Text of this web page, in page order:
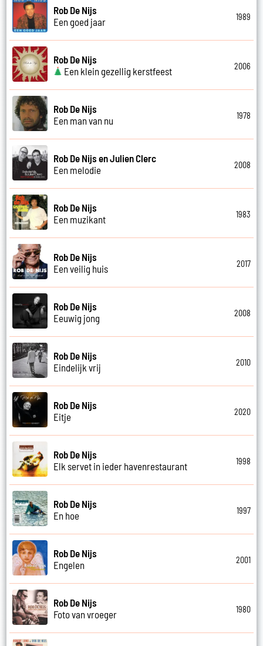
Rob De Nijs
Een goed jaar
1989
Rob De Nijs
Een klein gezellig kerstfeest
2006
Rob De Nijs
Een man van nu
1978
Rob De Nijs en Julien Clerc
Een melodie
2008
Rob De Nijs
Een muzikant
1983
Rob De Nijs
Een veilig huis
2017
Rob De Nijs
Eeuwig jong
2008
Rob De Nijs
Eindelijk vrij
2010
Rob De Nijs
Eitje
2020
Rob De Nijs
Elk servet in ieder havenrestaurant
1998
Rob De Nijs
En hoe
1997
Rob De Nijs
Engelen
2001
Rob De Nijs
Foto van vroeger
1980